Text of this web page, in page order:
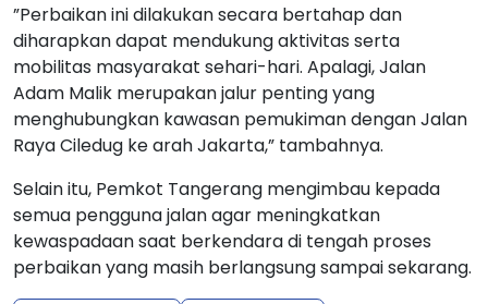
”Perbaikan ini dilakukan secara bertahap dan
diharapkan dapat mendukung aktivitas serta
mobilitas masyarakat sehari-hari. Apalagi, Jalan
Adam Malik merupakan jalur penting yang
menghubungkan kawasan pemukiman dengan Jalan
Raya Ciledug ke arah Jakarta,” tambahnya.
Selain itu, Pemkot Tangerang mengimbau kepada
semua pengguna jalan agar meningkatkan
kewaspadaan saat berkendara di tengah proses
perbaikan yang masih berlangsung sampai sekarang.